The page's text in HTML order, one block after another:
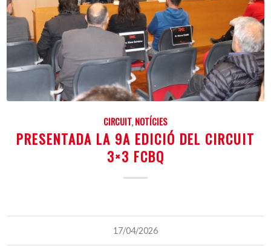
CIRCUIT,NOTÍCIES
PRESENTADA LA 9A EDICIÓ DEL CIRCUIT
3×3 FCBQ
17/04/2026